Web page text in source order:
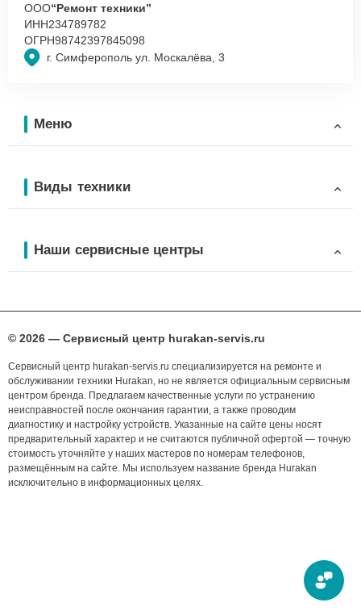
г. Симферополь ул. Москалёва, 3
ООО“Ремонт техники”
ИНН234789782
ОГРН98742397845098
Меню
Виды техники
Наши сервисные центры
© 2026 — Сервисный центр hurakan-servis.ru
Сервисный центр hurakan-servis.ru специализируется на ремонте и
обслуживании техники Hurakan, но не является официальным сервисным
центром бренда. Предлагаем качественные услуги по устранению
неисправностей после окончания гарантии, а также проводим
диагностику и настройку устройств. Указанные на сайте цены носят
предварительный характер и не считаются публичной офертой — точную
стоимость уточняйте у наших мастеров по номерам телефонов,
размещённым на сайте. Мы используем название бренда Hurakan
исключительно в информационных целях.